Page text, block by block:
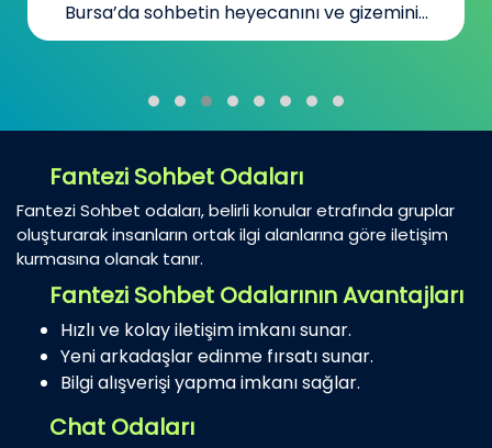
Yeni İnsanlar Bul
Kanada’da yaşayan Türkler için sohbet...
Fantezi Sohbet Odaları
Fantezi Sohbet odaları, belirli konular etrafında gruplar
oluşturarak insanların ortak ilgi alanlarına göre iletişim
kurmasına olanak tanır.
Fantezi Sohbet Odalarının Avantajları
Hızlı ve kolay iletişim imkanı sunar.
Yeni arkadaşlar edinme fırsatı sunar.
Bilgi alışverişi yapma imkanı sağlar.
Chat Odaları